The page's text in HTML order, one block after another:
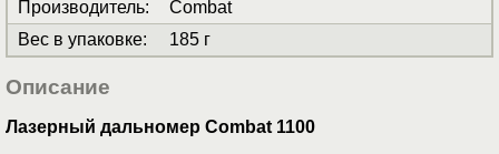
Производитель:
Combat
Вес в упаковке: 185 г
Описание
Лазерный дальномер Combat 1100